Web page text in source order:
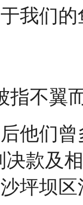
我们
指不翼
他们
决款及
坪坝